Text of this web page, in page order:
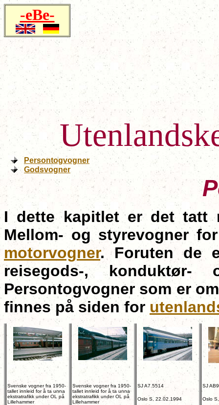
-eBe-
Persontogvogner
Godsvogner
I dette kapitlet er det tatt
Mellom- og styrevogner
motorvogner. Foruten de
reisegods-,
Persontogvogner som er
finnes på siden for
Svenske vogner fra 1950-
tallet innleid for å ta unna
ekstratrafikk under OL på
Lillehammer
Svenske vogner fra 1950-
tallet innleid for å ta unna
ekstratrafikk under OL på
Lillehammer
SJ A7.5514
Oslo S, 22.02.1994
SJ
Oslo